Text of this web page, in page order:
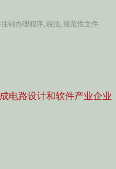
销办理程序, 税法, 规范性文件
电路设计和软件产业企业